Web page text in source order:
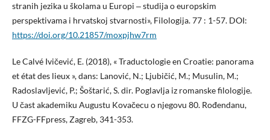
stranih jezika u školama u Europi ‒ studija o europskim
perspektivama i hrvatskoj stvarnosti», Filologija. 77 : 1-57. DOI:
https://doi.org/10.21857/moxpjhw7rm
Le Calvé Ivičević, E. (2018), « Traductologie en Croatie: panorama
et état des lieux », dans: Lanović, N.; Ljubičić, M.; Musulin, M.;
Radoslavljević, P.; Šoštarić, S. dir. Poglavlja iz romanske filologije.
U čast akademiku Augustu Kovačecu o njegovu 80. Rođendanu,
FFZG-FFpress, Zagreb, 341-353.